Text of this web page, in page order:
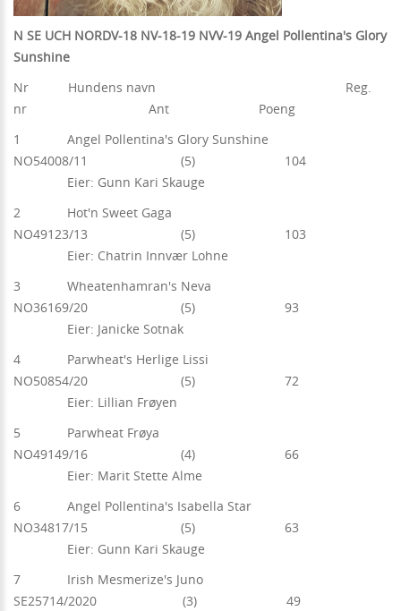
N SE UCH NORDV-18 NV-18-19 NVV-19 Angel Pollentina's Glory
Sunshine
Nr Hundens navn Reg.
nr Ant Poeng
1 Angel Pollentina's Glory Sunshine
NO54008/11 (5) 104
Eier: Gunn Kari Skauge
2 Hot'n Sweet Gaga
NO49123/13 (5) 103
Eier: Chatrin Innvær Lohne
3 Wheatenhamran's Neva
NO36169/20 (5) 93
Eier: Janicke Sotnak
4 Parwheat's Herlige Lissi
NO50854/20 (5) 72
Eier: Lillian Frøyen
5 Parwheat Frøya
NO49149/16 (4) 66
Eier: Marit Stette Alme
6 Angel Pollentina's Isabella Star
NO34817/15 (5) 63
Eier: Gunn Kari Skauge
7 Irish Mesmerize's Juno
SE25714/2020 (3) 49